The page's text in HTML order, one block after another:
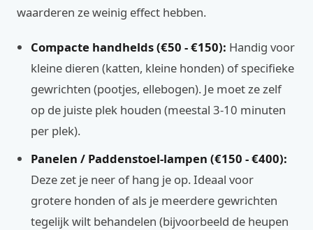
waarderen ze weinig effect hebben.
Compacte handhelds (€50 - €150): Handig voor
kleine dieren (katten, kleine honden) of specifieke
gewrichten (pootjes, ellebogen). Je moet ze zelf
op de juiste plek houden (meestal 3-10 minuten
per plek).
Panelen / Paddenstoel-lampen (€150 - €400):
Deze zet je neer of hang je op. Ideaal voor
grotere honden of als je meerdere gewrichten
tegelijk wilt behandelen (bijvoorbeeld de heupen